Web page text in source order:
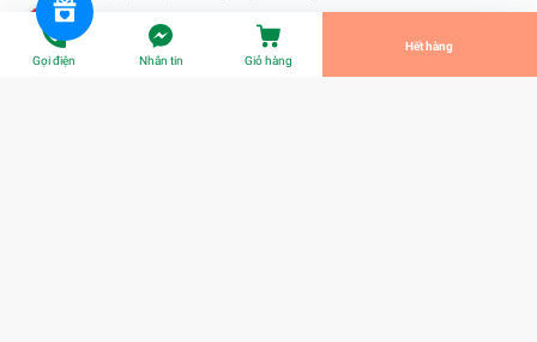
Tiến Hành Thanh Toán
Gọi điện Nhắn tin Giỏ hàng
Hết hàng